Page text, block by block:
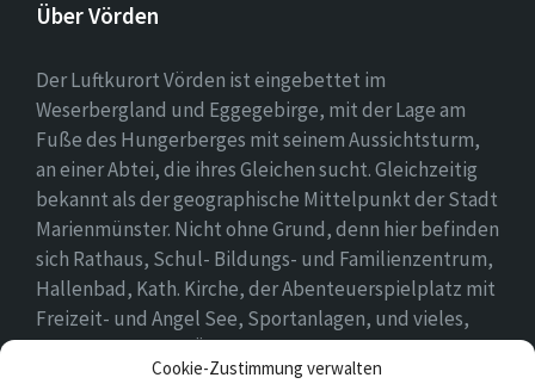
Cookie-Zustimmung verwalten
Über Vörden
Der Luftkurort Vörden ist eingebettet im
Weserbergland und Eggegebirge, mit der Lage am
Fuße des Hungerberges mit seinem Aussichtsturm,
an einer Abtei, die ihres Gleichen sucht. Gleichzeitig
bekannt als der geographische Mittelpunkt der Stadt
Marienmünster. Nicht ohne Grund, denn hier befinden
sich Rathaus, Schul- Bildungs- und Familienzentrum,
Hallenbad, Kath. Kirche, der Abenteuerspielplatz mit
Freizeit- und Angel See, Sportanlagen, und vieles,
vieles mehr. Einen Überblick findet ihr hier auf
unserer Webseite..